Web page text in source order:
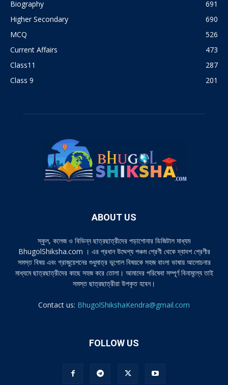
Biography
691
Higher Secondary
690
MCQ
526
Current Affairs
473
Class11
287
Class 9
201
ABOUT US
স্কুল, কলেজ ও বিভিন্ন ছাত্রছাত্রীদের পড়াশোনার ডিজিটাল মাধ্যম
BhugolShiksha.com । এর প্রধান উদ্দেশ্য পঞ্চম শ্রেণী থেকে দ্বাদশ শ্রেণীর
সমস্ত বিষয় এবং গ্রাজুয়েশনের শুধুমাত্র ভূগোল বিষয়কে সহজ বাংলা ভাষায় আলোচনার
মাধ্যমে ছাত্রছাত্রীদের কাছে সহজ করে তোলা। আমাদের পরিষেবা সম্পূর্ণ বিনামূল্যে তাই
সমস্ত ছাত্রছাত্রীরা উপকৃত হবেন।
Contact us: BhugolShikshaKendra@gmail.com
FOLLOW US